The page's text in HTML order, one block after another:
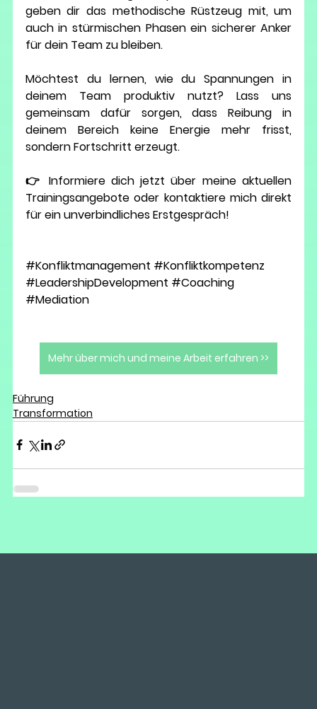
geben dir das methodische Rüstzeug mit, um
auch in stürmischen Phasen ein sicherer Anker
für dein Team zu bleiben.
Möchtest du lernen, wie du Spannungen in
deinem Team produktiv nutzt? Lass uns
gemeinsam dafür sorgen, dass Reibung in
deinem Bereich keine Energie mehr frisst,
sondern Fortschritt erzeugt.
👉 Informiere dich jetzt über meine aktuellen
Trainingsangebote oder kontaktiere mich direkt
für ein unverbindliches Erstgespräch!
#Konfliktmanagement #Konfliktkompetenz
#LeadershipDevelopment #Coaching
#Mediation
Mehr über mich und meine Arbeit erfahren >>
Führung
Transformation